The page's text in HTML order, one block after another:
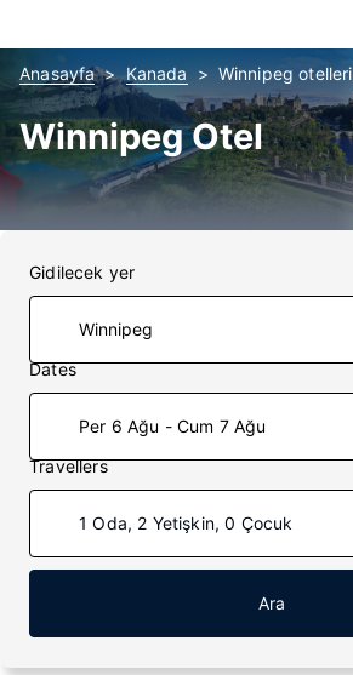
Anasayfa Kanada Winnipeg otelleri
Winnipeg Otel
Gidilecek yer
Dates
Per 6 Ağu - Cum 7 Ağu
Travellers
1 Oda, 2 Yetişkin, 0 Çocuk
Ara